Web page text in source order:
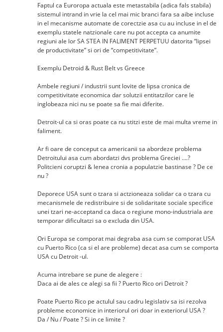
Faptul ca Euroropa actuala este metastabila (adica fals stabila)
sistemul intrand in vrie la cel mai mic branci fara sa aibe incluse
in el mecanisme automate de corectzie asa cu au incluse in el de
exemplu statele natzionale care nu pot accepta ca anumite
regiuni ale lor SA STEA IN FALIMENT PERPETUU datorita “lipsei
de productivitate” si ori de “competitivitate”.
Exemplu Detroid & Rust Belt vs Greece
Ambele regiuni / industrii sunt lovite de lipsa cronica de
competitivitate economica dar solutzii entitatzilor care le
inglobeaza nici nu se poate sa fie mai diferite.
Detroit-ul ca si oras poate ca nu stitzi este de mai multa vreme in
faliment.
Ar fi oare de conceput ca americanii sa abordeze problema
Detroitului asa cum abordatzi dvs problema Greciei ….?
Politcieni coruptzi & lenea cronia a populatzie bastinase ? De ce
nu ?
Deporece USA sunt o tzara si actzioneaza solidar ca o tzara cu
mecanismele de redistribuire si de solidaritate sociale specifice
unei tzari ne-acceptand ca daca o regiune mono-industriala are
temporar dificultatzi sa o excluda din USA.
Ori Europa se comporat mai degraba asa cum se comporat USA
cu Puerto Rico (ca si el are probleme) decat asa cum se comporta
USA cu Detroit -ul.
Acuma intrebare se pune de alegere :
Daca ai de ales ce alegi sa fii ? Puerto Rico ori Detroit ?
Poate Puerto Rico pe actulul sau cadru legislativ sa isi rezolva
probleme economice in interiorul ori doar in exteriorul USA ?
Da / Nu / Poate ? Si in ce limite ?